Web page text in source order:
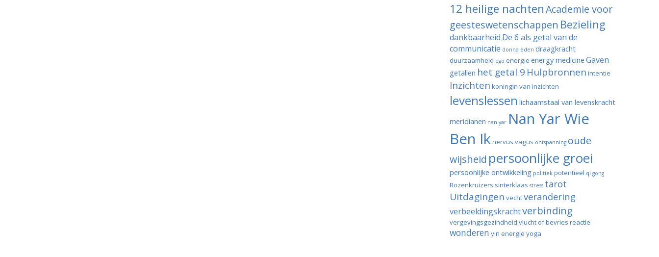
12 heilige nachtenAcademie voor
geesteswetenschappen Bezieling
dankbaarheid De 6 als getal van de
communicatie donna eden draagkracht
duurzaamheid ego energie energy medicine Gaven
getallen het getal 9 Hulpbronnen intentie
Inzichten koningin van inzichten
levenslessen lichaamstaal van levenskracht
meridianen nan yar Nan Yar Wie
Ben Iknervus vagus ontspanning oude
wijsheid persoonlijke groei
persoonlijke ontwikkeling politiek potentieel qi gong
Rozenkruizers sinterklaas stress tarot
Uitdagingen vechtverandering
verbeeldingskrachtverbinding
vergevingsgezindheid vlucht of bevries reactie
wonderen yin energie yoga